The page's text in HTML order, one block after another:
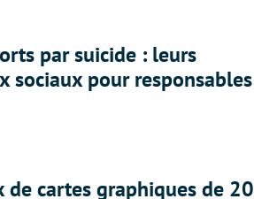
par suicide : leurs
sociaux pour responsables
de cartes graphiques de 20